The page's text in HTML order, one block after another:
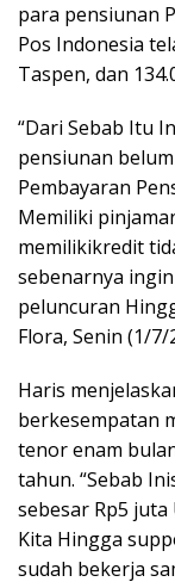
para pensiunan
Pos Indonesia
Taspen, dan
“Dari Sebab Itu
pensiunan
Pembayaran
Memiliki
memilikikredit
sebenarnya
peluncuran
Flora, Senin (1/7/
Haris
berkesempatan
tenor enam
tahun. “Sebab
sebesar Rp5
Kita Hingga
sudah bekerja